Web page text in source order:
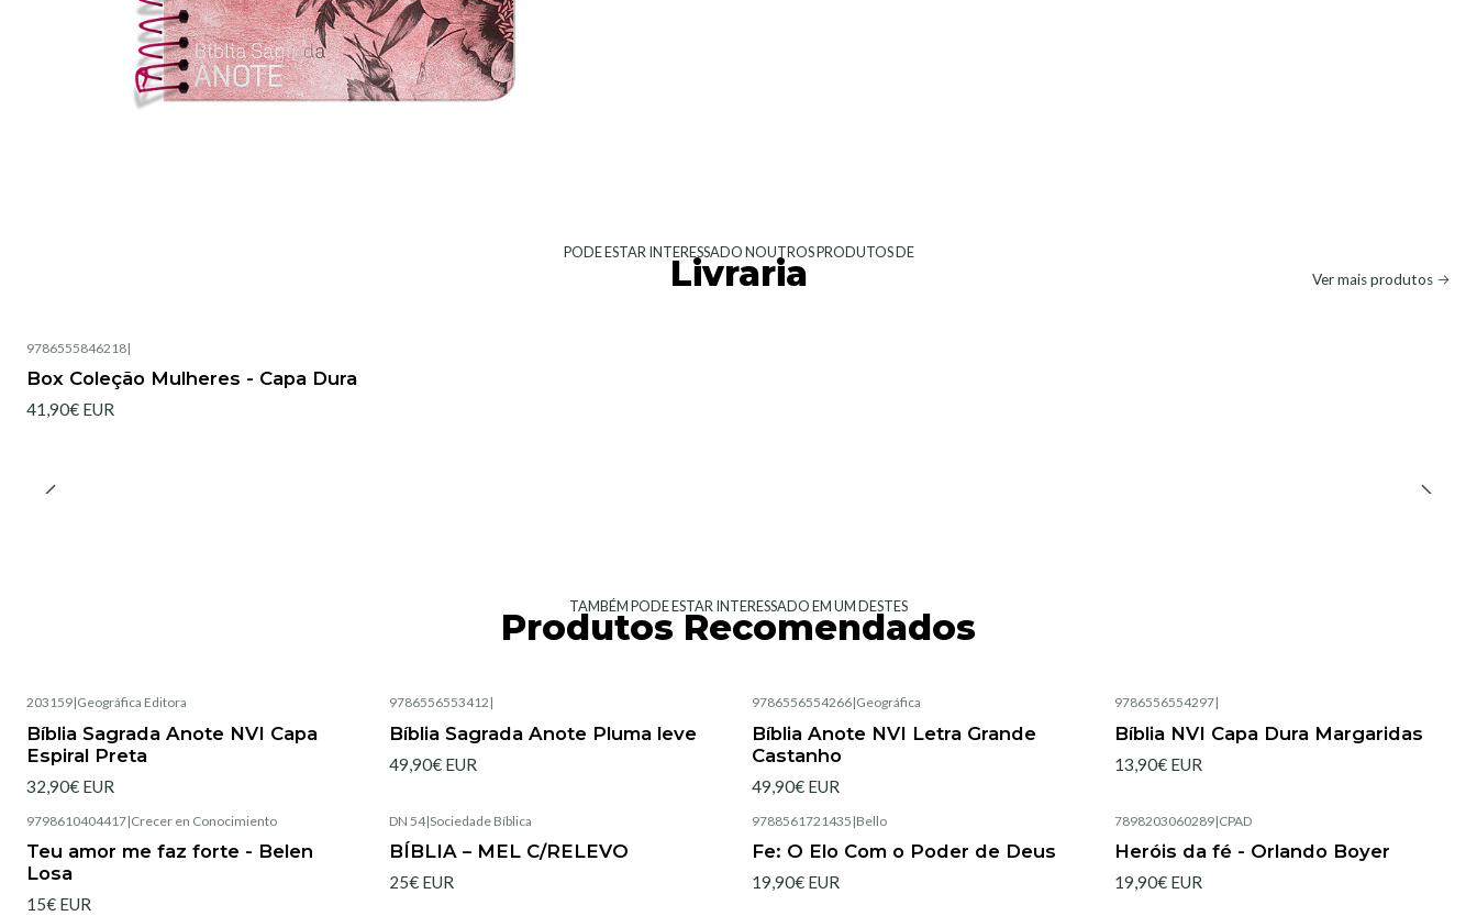
PODE ESTAR INTERESSADO NOUTROS PRODUTOS DE
Livraria Ver mais produtos
9786555846218|
Box Coleção Mulheres - Capa Dura
41,90€ EUR
TAMBÉM PODE ESTAR INTERESSADO EM UM DESTES
Produtos Recomendados
203159|Geográfica Editora
Bíblia Sagrada Anote NVI Capa
Espiral Preta
32,90€ EUR
9786556553412 |
Bíblia Sagrada Anote Pluma leve
49,90€ EUR
9786556554266|Geográfica
Bíblia Anote NVI Letra Grande
Castanho
49,90€ EUR
9786556554297|
Bíblia NVI Capa Dura Margaridas
13,90€ EUR
9798610404417|Crecer en Conocimiento
Teu amor me faz forte - Belen
Losa
15€ EUR
DN 54|Sociedade Bíblica
BÍBLIA – MEL C/RELEVO
25€ EUR
9788561721435 |Bello
Fe: O Elo Com o Poder de Deus
19,90€ EUR
7898203060289|CPAD
Heróis da fé - Orlando Boyer
19,90€ EUR